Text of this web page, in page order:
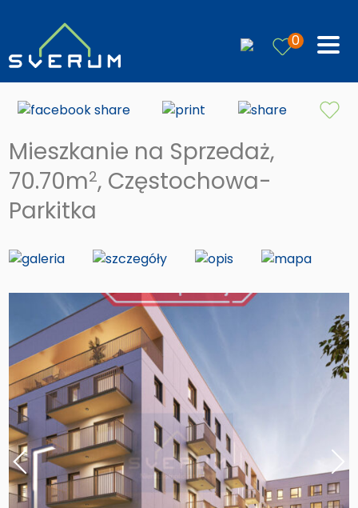
0
Mieszkanie na Sprzedaż,
70.70m2, Częstochowa-
Parkitka